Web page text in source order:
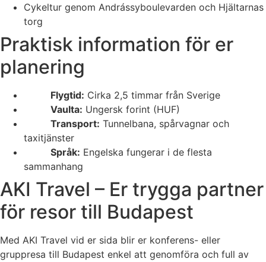
Cykeltur genom Andrássyboulevarden och Hjältarnas
torg
Praktisk information för er
planering
Flygtid: Cirka 2,5 timmar från Sverige
Vaulta: Ungersk forint (HUF)
Transport: Tunnelbana, spårvagnar och
taxitjänster
Språk: Engelska fungerar i de flesta
sammanhang
AKI Travel – Er trygga partner
för resor till Budapest
Med AKI Travel vid er sida blir er konferens- eller
gruppresa till Budapest enkel att genomföra och full av